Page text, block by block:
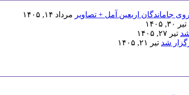
جاماندگان اربعین آمل + تصاویر مرداد ۱۴, ۱۴۰۵
تیر ۳۰, ۱۴۰۵
تیر ۲۷, ۱۴۰۵
شد تیر ۲۱, ۱۴۰۵